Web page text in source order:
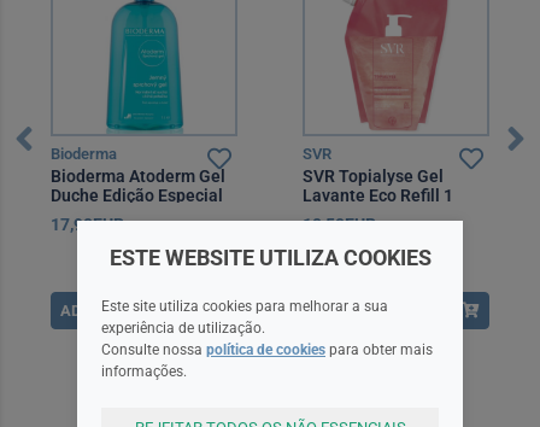
Bioderma
Bioderma Atoderm Gel
Duche Edição Especial
1000 ml
17,90EUR
ADICIONAR
SVR
SVR Topialyse Gel
Lavante Eco Refill 1
Litro
10,50EUR
ADICIONAR
ESTE WEBSITE UTILIZA COOKIES
Este site utiliza cookies para melhorar a sua
experiência de utilização.
Consulte nossa política de cookies para obter mais
informações.